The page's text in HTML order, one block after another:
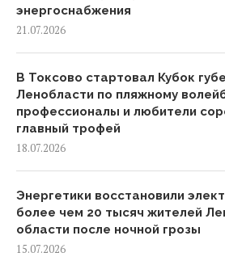
энергоснабжения
21.07.2026
В Токсово стартовал Кубок
Ленобласти по пляжному
профессионалы и любители
главный трофей
18.07.2026
Энергетики восстановили
более чем 20 тысяч жителей
области после ночной грозы
15.07.2026